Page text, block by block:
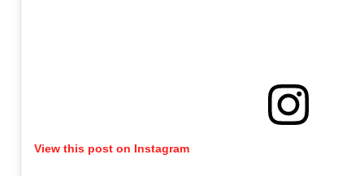
View this post on Instagram